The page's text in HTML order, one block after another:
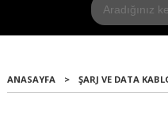
ANASAYFA > ŞARJ VE DATA